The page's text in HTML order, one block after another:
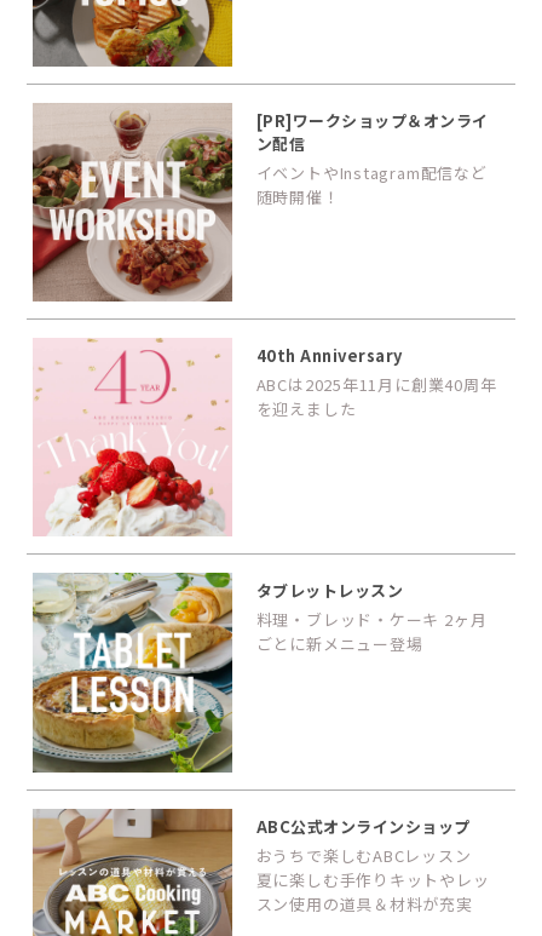
[PR]ワークショップ＆オンライ
ン配信
イベントやInstagram配信など
随時開催！
40th Anniversary
ABCは2025年11月に創業40周年
を迎えました
タブレットレッスン
料理・ブレッド・ケーキ 2ヶ月
ごとに新メニュー登場
ABC公式オンラインショップ
おうちで楽しむABCレッスン
夏に楽しむ手作りキットやレッ
スン使用の道具＆材料が充実